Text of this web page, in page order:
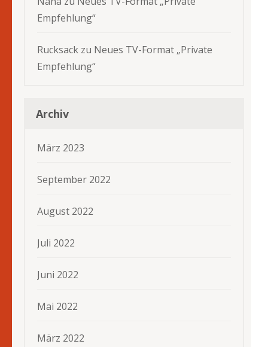
Empfehlung“
Rucksack zu Neues TV-Format „Private
Empfehlung“
Archiv
März 2023
September 2022
August 2022
Juli 2022
Juni 2022
Mai 2022
März 2022